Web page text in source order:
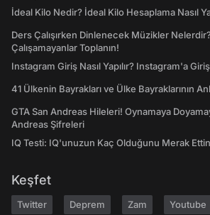
İdeal Kilo Nedir? İdeal Kilo Hesaplama Nasıl
Ders Çalışırken Dinlenecek Müzikler
Çalışamayanlar Toplanın!
Instagram Giriş Nasıl Yapılır? Instagram'a
41 Ülkenin Bayrakları ve Ülke Bayraklarının
GTA San Andreas Hileleri! Oynamaya
Andreas Şifreleri
IQ Testi: IQ'unuzun Kaç Olduğunu Merak
Keşfet
Twitter Deprem Zam Youtube